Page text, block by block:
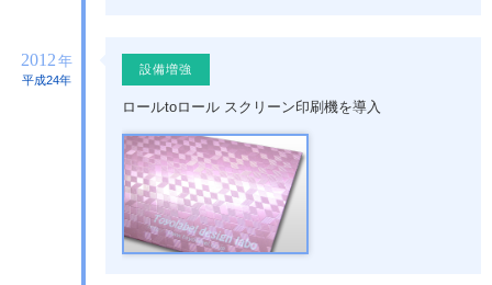
2012 年
平成24年
設備増強
ロールtoロール スクリーン印刷機を導入